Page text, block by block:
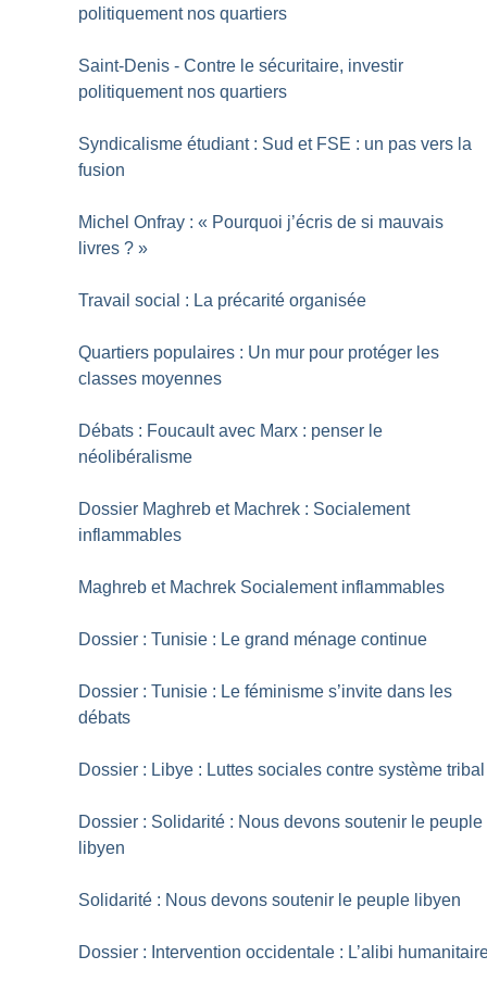
politiquement nos quartiers
Saint-Denis - Contre le sécuritaire, investir
politiquement nos quartiers
Syndicalisme étudiant : Sud et FSE : un pas vers la
fusion
Michel Onfray : « Pourquoi j’écris de si mauvais
livres ? »
Travail social : La précarité organisée
Quartiers populaires : Un mur pour protéger les
classes moyennes
Débats : Foucault avec Marx : penser le
néolibéralisme
Dossier Maghreb et Machrek : Socialement
inflammables
Maghreb et Machrek Socialement inflammables
Dossier : Tunisie : Le grand ménage continue
Dossier : Tunisie : Le féminisme s’invite dans les
débats
Dossier : Libye : Luttes sociales contre système tribal
Dossier : Solidarité : Nous devons soutenir le peuple
libyen
Solidarité : Nous devons soutenir le peuple libyen
Dossier : Intervention occidentale : L’alibi